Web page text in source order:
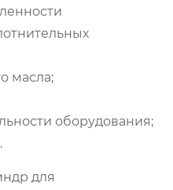
масла;
оборудования;
для